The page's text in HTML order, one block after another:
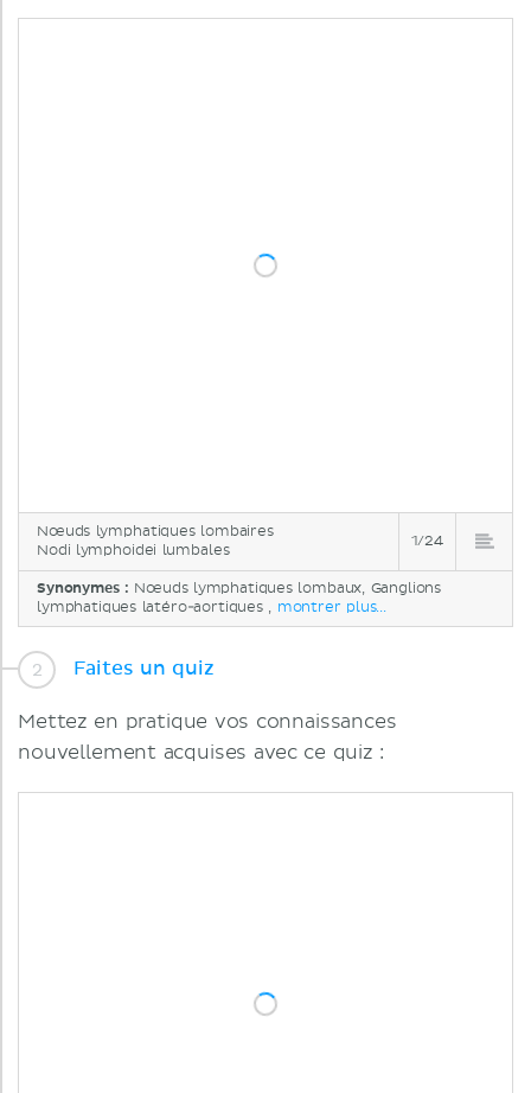
Nœuds lymphatiques lombaires
Nodi lymphoidei lumbales
1/24
Synonymes : Nœuds lymphatiques lombaux, Ganglions
lymphatiques latéro-aortiques , montrer plus...
Faites un quiz
Mettez en pratique vos connaissances
nouvellement acquises avec ce quiz :